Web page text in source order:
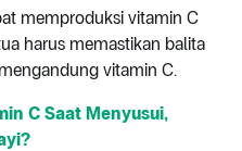
memproduksi vitamin C
harus memastikan balita
vitamin C.
C Saat Menyusui,